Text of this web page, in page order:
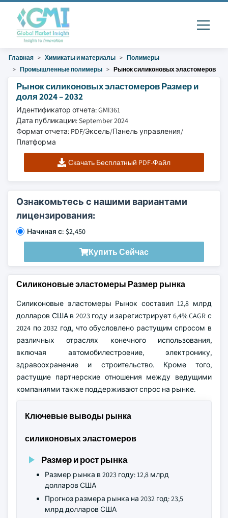
Главная Химикаты и материалы
Полимеры
Промышленные полимеры
Рынок силиконовых эластомеров
Рынок силиконовых эластомеров Размер и
доля 2024 – 2032
Идентификатор отчета: GMI361
Дата публикации: September 2024
Формат отчета: PDF/Эксель/Панель управления/
Платформа
Скачать Бесплатный PDF-Файл
Ознакомьтесь с нашими вариантами
лицензирования:
Начиная с: $2,450
Купить Сейчас
Силиконовые эластомеры Размер рынка
Силиконовые эластомеры Рынок составил 12,8 млрд
долларов США в 2023 году и зарегистрирует 6,4% CAGR с
2024 по 2032 год, что обусловлено растущим спросом в
различных отраслях конечного использования,
включая автомобилестроение, электронику,
здравоохранение и строительство. Кроме того,
растущие партнерские отношения между ведущими
компаниями также поддерживают спрос на рынке.
Ключевые выводы рынка
силиконовых эластомеров
Размер и рост рынка
Размер рынка в 2023 году: 12,8 млрд
долларов США
Прогноз размера рынка на 2032 год: 23,5
млрд долларов США